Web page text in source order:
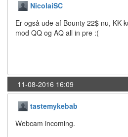
NicolaiSC
Er også ude af Bounty 22$ nu, KK
mod QQ og AQ all in pre :(
11-08-2016 16:09
tastemykebab
Webcam incoming.